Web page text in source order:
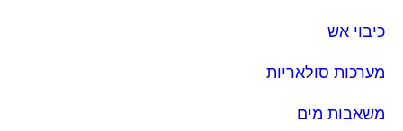
כיבוי אש
מערכות סולאריות
משאבות מים